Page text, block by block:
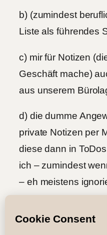
b) (zumindest
Liste als führendes
c) mir für Notizen
Geschäft mache)
aus unserem
d) die dumme
private Notizen per
diese dann in
ich – zumindest
– eh meistens